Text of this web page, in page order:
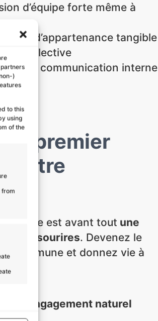
)
to this
using
of the
from
d’équipe forte même à
d’appartenance tangible
collective
de communication interne
: le premier
votre
!
est avant tout une
et de sourires. Devenez le
commune et donnez vie à
!
et engagement naturel